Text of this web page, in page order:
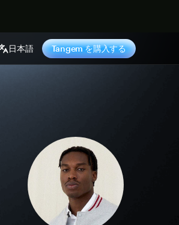
日本語 Tangem を購入する